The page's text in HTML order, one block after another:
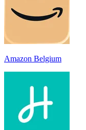
Amazon Belgium